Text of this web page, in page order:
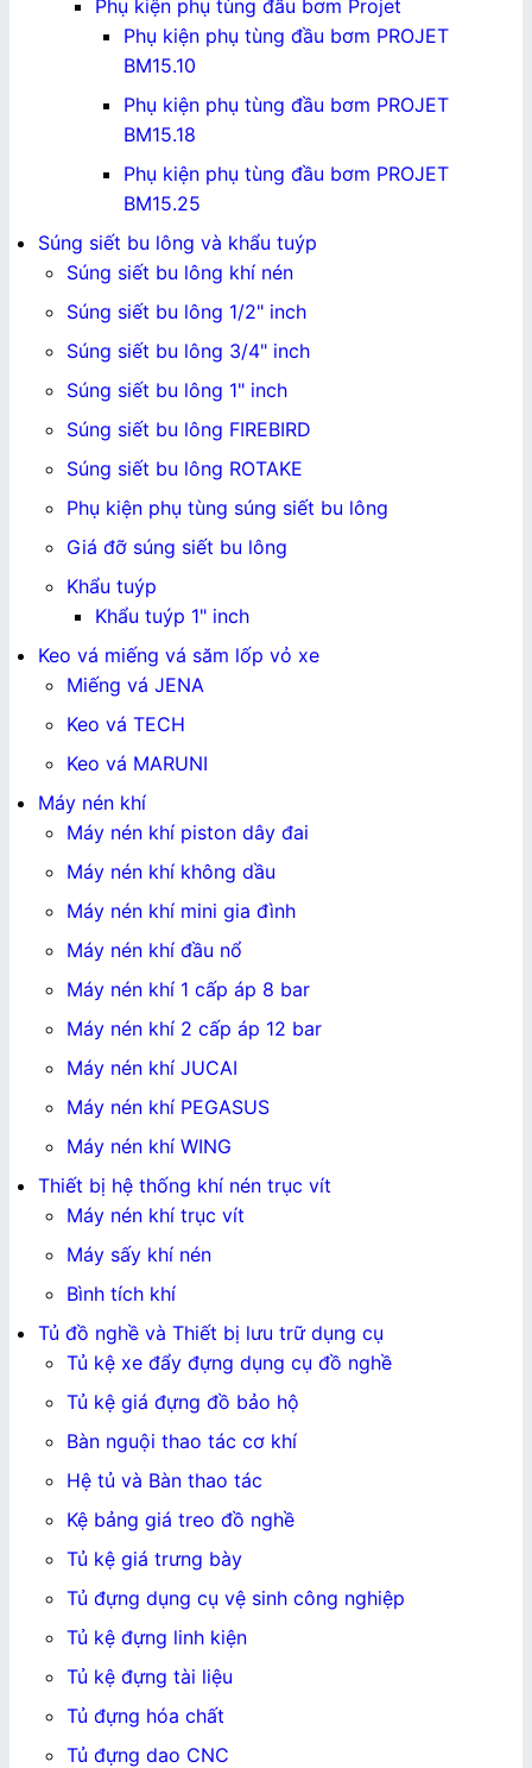
Phụ kiện phụ tùng đầu bơm Projet
Phụ kiện phụ tùng đầu bơm PROJET
BM15.10
Phụ kiện phụ tùng đầu bơm PROJET
BM15.18
Phụ kiện phụ tùng đầu bơm PROJET
BM15.25
Súng siết bu lông và khẩu tuýp
Súng siết bu lông khí nén
Súng siết bu lông 1/2" inch
Súng siết bu lông 3/4" inch
Súng siết bu lông 1" inch
Súng siết bu lông FIREBIRD
Súng siết bu lông ROTAKE
Phụ kiện phụ tùng súng siết bu lông
Giá đỡ súng siết bu lông
Khẩu tuýp
Khẩu tuýp 1" inch
Keo vá miếng vá săm lốp vỏ xe
Miếng vá JENA
Keo vá TECH
Keo vá MARUNI
Máy nén khí
Máy nén khí piston dây đai
Máy nén khí không dầu
Máy nén khí mini gia đình
Máy nén khí đầu nổ
Máy nén khí 1 cấp áp 8 bar
Máy nén khí 2 cấp áp 12 bar
Máy nén khí JUCAI
Máy nén khí PEGASUS
Máy nén khí WING
Thiết bị hệ thống khí nén trục vít
Máy nén khí trục vít
Máy sấy khí nén
Bình tích khí
Tủ đồ nghề và Thiết bị lưu trữ dụng cụ
Tủ kệ xe đẩy đựng dụng cụ đồ nghề
Tủ kệ giá đựng đồ bảo hộ
Bàn nguội thao tác cơ khí
Hệ tủ và Bàn thao tác
Kệ bảng giá treo đồ nghề
Tủ kệ giá trưng bày
Tủ đựng dụng cụ vệ sinh công nghiệp
Tủ kệ đựng linh kiện
Tủ kệ đựng tài liệu
Tủ đựng hóa chất
Tủ đựng dao CNC